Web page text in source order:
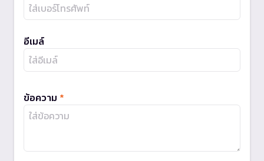
อีเมล์
ข้อความ *